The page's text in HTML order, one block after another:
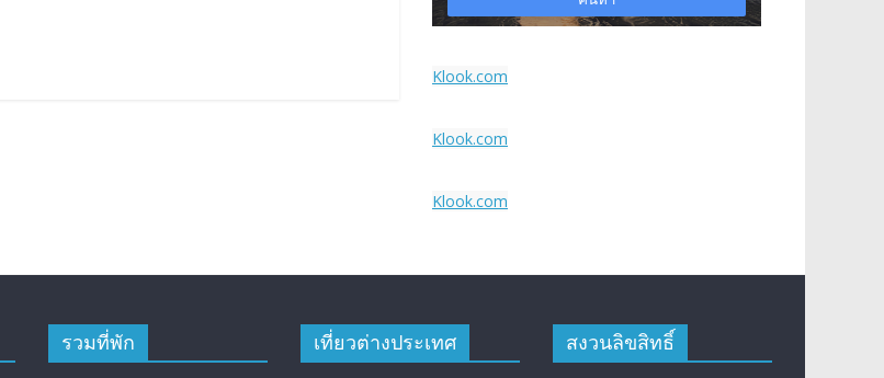
Klook.com
Klook.com
Klook.com
รวมที่พัก เที่ยวต่างประเทศ สงวนลิขสิทธิ์